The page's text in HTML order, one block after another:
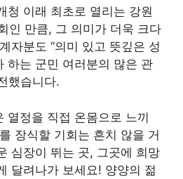
청 이래 최초로 열리는 강원
인 만큼, 그 의미가 더욱 크다
자분도 “의미 있고 뜻깊은 성
하는 군민 여러분의 많은 관
했습니다.
열정을 직접 온몸으로 느끼
장식할 기회는 흔치 않을 거
심장이 뛰는 곳, 그곳에 희망
달려나가 보세요! 양양의 젊